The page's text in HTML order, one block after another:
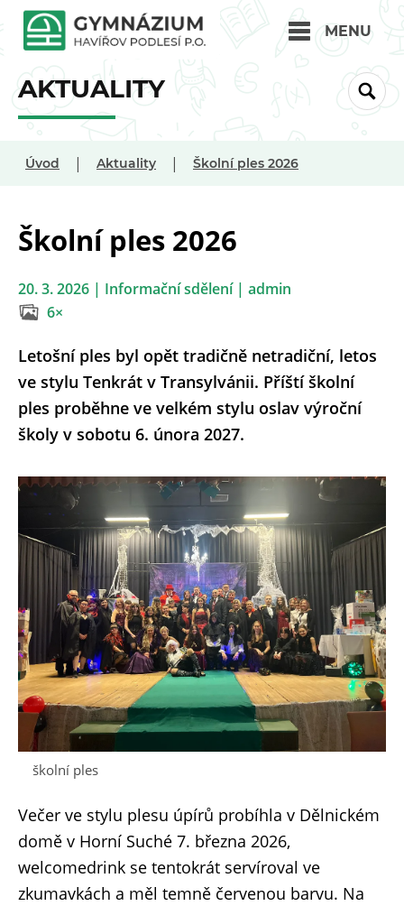
MENU
AKTUALITY
Úvod | Aktuality | Školní ples 2026
Školní ples 2026
20. 3. 2026 | Informační sdělení | admin
6×
Letošní ples byl opět tradičně netradiční, letos
ve stylu Tenkrát v Transylvánii. Příští školní
ples proběhne ve velkém stylu oslav výroční
školy v sobotu 6. února 2027.
školní ples
Večer ve stylu plesu úpírů probíhla v Dělnickém
domě v Horní Suché 7. března 2026,
welcomedrink se tentokrát servíroval ve
zkumavkách a měl temně červenou barvu. Na